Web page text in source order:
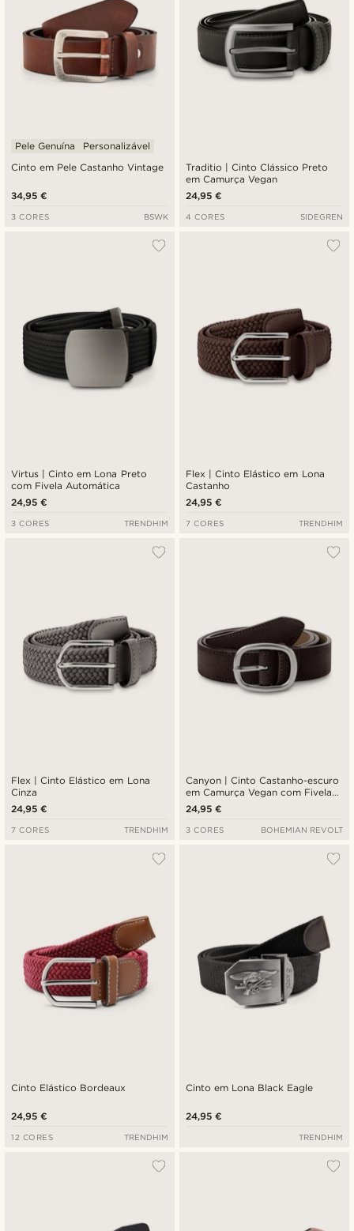
Cinto em Pele Castanho Vintage
Pele Genuína Personalizável
34,95 €
3 CORES BSWK
Traditio | Cinto Clássico Preto
em Camurça Vegan
24,95 €
4 CORES SIDEGREN
Virtus | Cinto em Lona Preto
com Fivela Automática
24,95 €
3 CORES TRENDHIM
Flex | Cinto Elástico em Lona
Castanho
24,95 €
7 CORES TRENDHIM
Flex | Cinto Elástico em Lona
Cinza
24,95 €
7 CORES TRENDHIM
Canyon | Cinto Castanho-escuro
em Camurça Vegan com Fivela
Arredondada
24,95 €
3 CORES BOHEMIAN REVOLT
Cinto Elástico Bordeaux
24,95 €
12 CORES TRENDHIM
Cinto em Lona Black Eagle
24,95 €
TRENDHIM